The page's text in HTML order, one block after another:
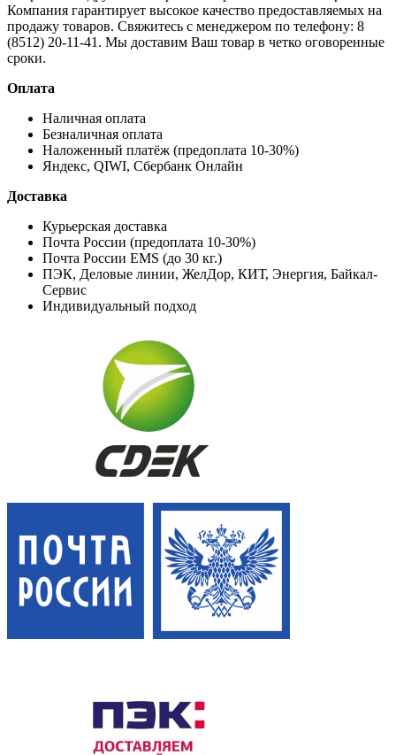
Компания гарантирует высокое качество предоставляемых на
продажу товаров. Свяжитесь с менеджером по телефону: 8
(8512) 20-11-41. Мы доставим Ваш товар в четко оговоренные
сроки.
Оплата
Наличная оплата
Безналичная оплата
Наложенный платёж (предоплата 10-30%)
Яндекс, QIWI, Сбербанк Онлайн
Доставка
Курьерская доставка
Почта России (предоплата 10-30%)
Почта России EMS (до 30 кг.)
ПЭК, Деловые линии, ЖелДор, КИТ, Энергия, Байкал-
Сервис
Индивидуальный подход